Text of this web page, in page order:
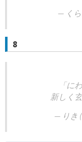
— くら
8
「に
新しく
— りき